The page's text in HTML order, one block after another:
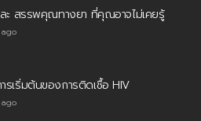
ละ สรรพคุณทางยา ที่คุณอาจไม่เคยรู้
รเริ่มต้นของการติดเชื้อ HIV